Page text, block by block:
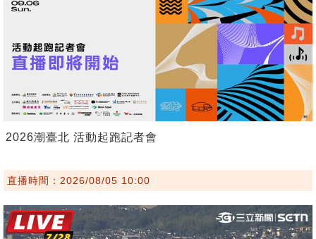
2026潮臺北 活動起跑記者會
直播時間：2026/08/05 10:00